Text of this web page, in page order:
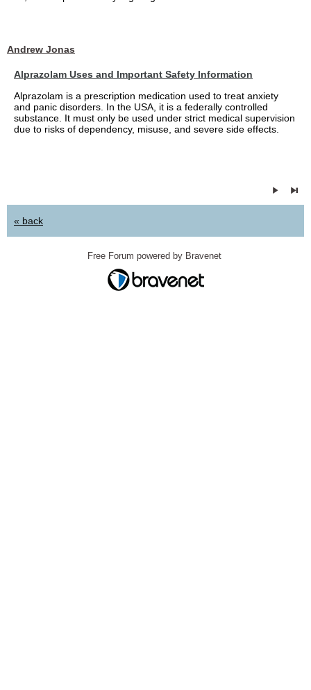
Andrew Jonas
Alprazolam Uses and Important Safety Information
Alprazolam is a prescription medication used to treat anxiety
and panic disorders. In the USA, it is a federally controlled
substance. It must only be used under strict medical supervision
due to risks of dependency, misuse, and severe side effects.
« back
Free Forum powered by Bravenet